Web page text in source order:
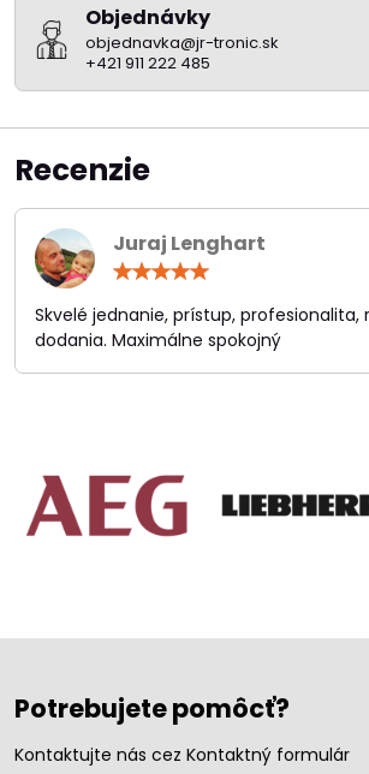
Objednávky
objednavka@jr-tronic.sk
+421 911 222 485
Recenzie
Juraj Lenghart
/
5
Skvelé jednanie, prístup, profesionalita,
dodania. Maximálne spokojný
Potrebujete pomôcť?
Kontaktujte nás cez Kontaktný formulár